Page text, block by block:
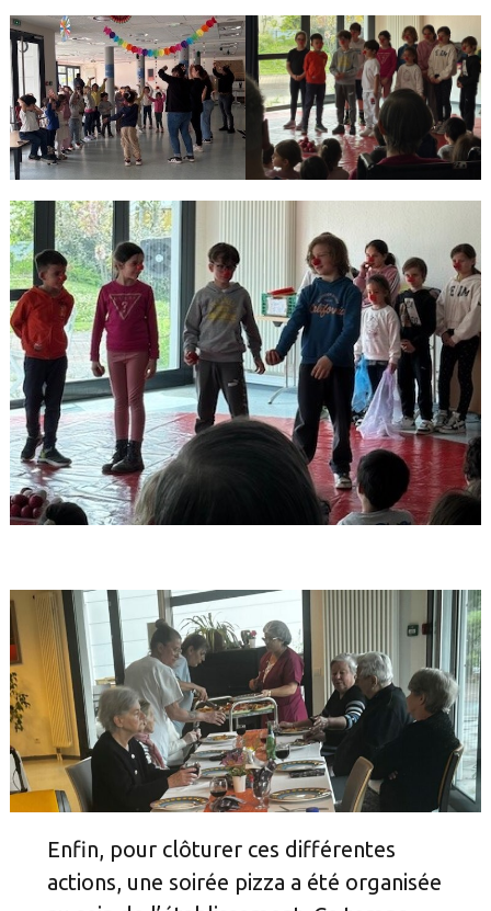
Enfin, pour clôturer ces différentes
actions, une soirée pizza a été organisée